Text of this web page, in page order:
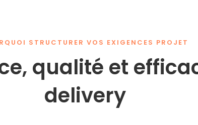
STRUCTURER VOS EXIGENCES PROJET
qualité et
delivery